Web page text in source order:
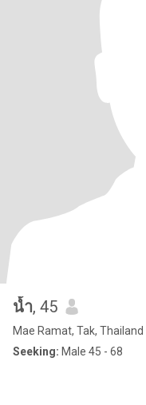
น้ำ, 45
Mae Ramat, Tak, Thailand
Seeking: Male 45 - 68